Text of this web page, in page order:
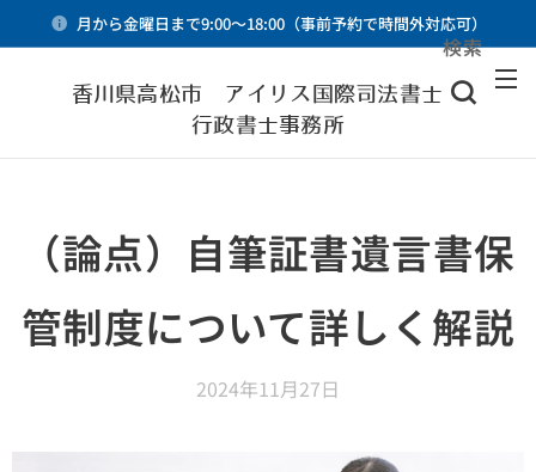
月から金曜日まで9:00～18:00（事前予約で時間外対応可）
香川県高松市 アイリス国際司法書士・
行政書士事務所
検索
（論点）自筆証書遺言書保
管制度について詳しく解説
2024年11月27日